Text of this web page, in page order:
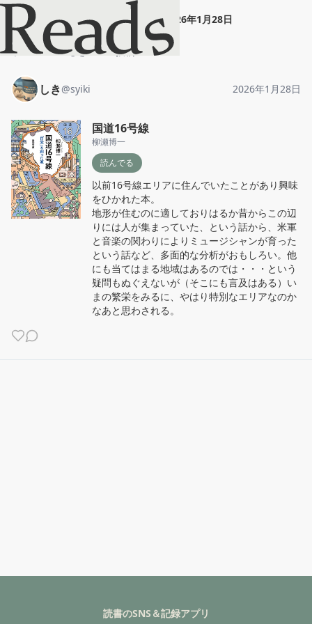
しき 国道16号線" 2026年1月28日
ホーム しき 投稿
しき@syiki 2026年1月28日
国道16号線
柳瀬博一
読んでる
以前16号線エリアに住んでいたことがあり興味
をひかれた本。
地形が住むのに適しておりはるか昔からこの辺
りには人が集まっていた、という話から、米軍
と音楽の関わりによりミュージシャンが育った
という話など、多面的な分析がおもしろい。他
にも当てはまる地域はあるのでは・・・という
疑問もぬぐえないが（そこにも言及はある）い
まの繁栄をみるに、やはり特別なエリアなのか
なあと思わされる。
読書のSNS＆記録アプリ